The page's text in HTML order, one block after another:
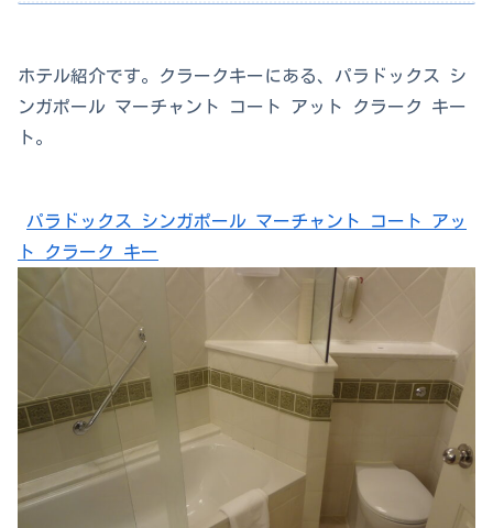
ホテル紹介です。クラークキーにある、パラドックス シ
ンガポール マーチャント コート アット クラーク キー
ト。
パラドックス シンガポール マーチャント コート アッ
ト クラーク キー